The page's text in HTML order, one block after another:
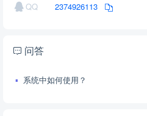
QQ 2374926113
问答
系统中如何使用？